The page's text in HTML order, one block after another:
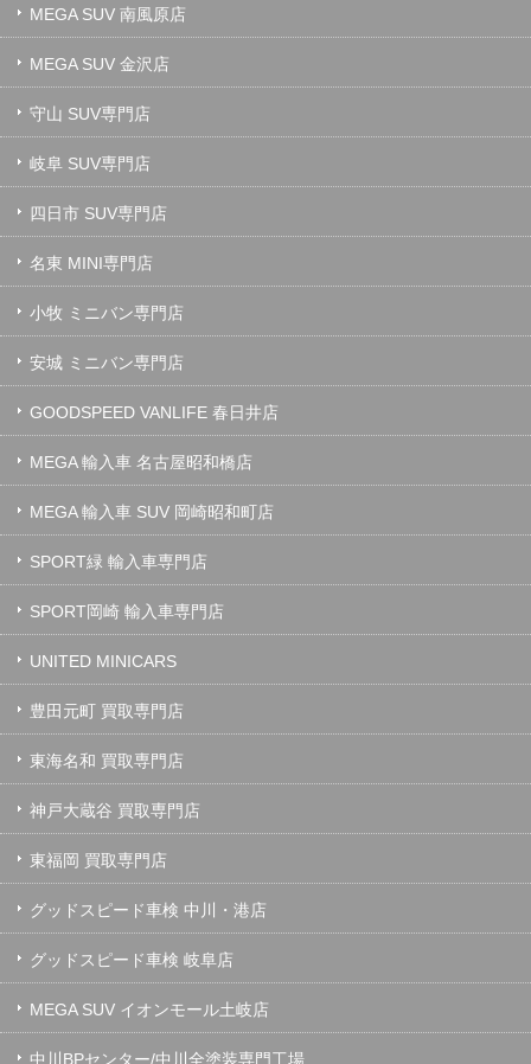
MEGA SUV 南風原店
MEGA SUV 金沢店
守山 SUV専門店
岐阜 SUV専門店
四日市 SUV専門店
名東 MINI専門店
小牧 ミニバン専門店
安城 ミニバン専門店
GOODSPEED VANLIFE 春日井店
MEGA 輸入車 名古屋昭和橋店
MEGA 輸入車 SUV 岡崎昭和町店
SPORT緑 輸入車専門店
SPORT岡崎 輸入車専門店
UNITED MINICARS
豊田元町 買取専門店
東海名和 買取専門店
神戸大蔵谷 買取専門店
東福岡 買取専門店
グッドスピード車検 中川・港店
グッドスピード車検 岐阜店
MEGA SUV イオンモール土岐店
中川BPセンター/中川全塗装専門工場